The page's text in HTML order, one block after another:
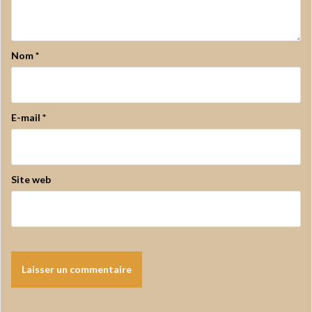
Nom*
E-mail *
Site web